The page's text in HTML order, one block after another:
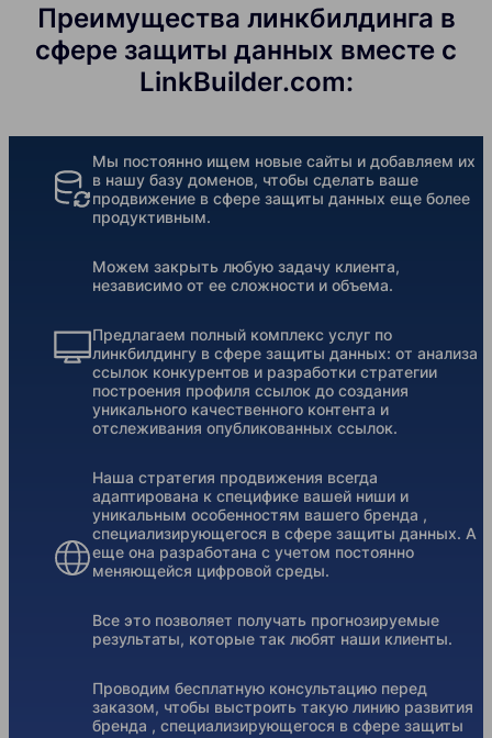
Преимущества линкбилдинга в
сфере защиты данных вместе с
LinkBuilder.com:
Мы постоянно ищем новые сайты и добавляем их
в нашу базу доменов, чтобы сделать ваше
продвижение в сфере защиты данных еще более
продуктивным.
Можем закрыть любую задачу клиента,
независимо от ее сложности и объема.
Предлагаем полный комплекс услуг по
линкбилдингу в сфере защиты данных: от анализа
ссылок конкурентов и разработки стратегии
построения профиля ссылок до создания
уникального качественного контента и
отслеживания опубликованных ссылок.
Наша стратегия продвижения всегда
адаптирована к специфике вашей ниши и
уникальным особенностям вашего бренда ,
специализирующегося в сфере защиты данных. А
еще она разработана с учетом постоянно
меняющейся цифровой среды.
Все это позволяет получать прогнозируемые
результаты, которые так любят наши клиенты.
Проводим бесплатную консультацию перед
заказом, чтобы выстроить такую линию развития
бренда , специализирующегося в сфере защиты